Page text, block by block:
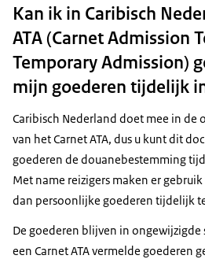
Kan ik in Caribisch
ATA (Carnet Admission
Temporary Admission)
mijn goederen tijdelijk
Caribisch Nederland doet mee in de
van het Carnet ATA, dus u kunt dit
goederen de douanebestemming
Met name reizigers maken er
dan persoonlijke goederen tijdelijk
De goederen blijven in
een Carnet ATA vermelde goederen